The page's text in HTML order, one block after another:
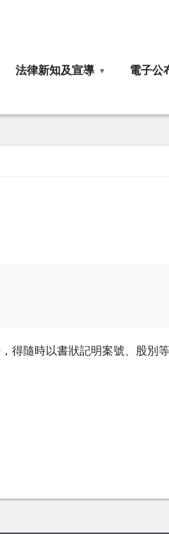
法律新知及宣導 電子公
得隨時以書狀記明案號、股別